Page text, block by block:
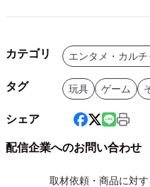
カテゴリ エンタメ・カルチ
タグ 玩具 ゲーム
シェア
配信企業へのお問い合わせ
取材依頼・商品に対す